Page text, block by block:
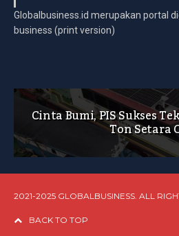
Globalbusiness.id merupakan portal
business (print version)
Cinta Bumi, PIS Sukses
Ton Setara
2021-2025 GLOBALBUSINESS. ALL
BACK TO TOP